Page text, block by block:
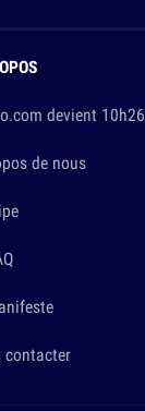
devient 10h26
de nous
contacter